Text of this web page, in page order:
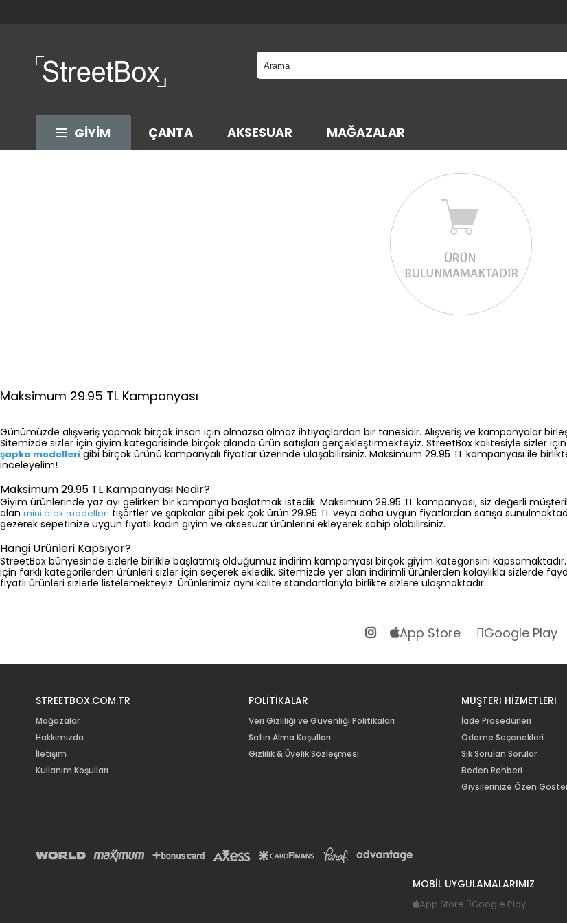
GİYİM ÇANTA AKSESUAR MAĞAZALAR
Maksimum 29.95 TL Kampanyası
Günümüzde alışveriş yapmak birçok insan için olmazsa olmaz ihtiyaçlardan bir tanesidir. Alışveriş ve kampanyalar
Sitemizde sizler için giyim kategorisinde birçok alanda ürün satışları gerçekleştirmekteyiz. StreetBox kalitesiyle sizler
şapka modellerigibi birçok ürünü kampanyalı fiyatlar üzerinde ulaşabilirsiniz. Maksimum 29.95 TL kampanyası ile
inceleyelim!
Maksimum 29.95 TL Kampanyası Nedir?
Giyim ürünlerinde yaz ayı gelirken bir kampanya başlatmak istedik. Maksimum 29.95 TL kampanyası, siz değerli
alan mini etek modelleri tişörtler ve şapkalar gibi pek çok ürün 29.95 TL veya daha uygun fiyatlardan satışa
gezerek sepetinize uygun fiyatlı kadın giyim ve aksesuar ürünlerini ekleyerek sahip olabilirsiniz.
Hangi Ürünleri Kapsıyor?
StreetBox bünyesinde sizlerle birlikle başlatmış olduğumuz indirim kampanyası birçok giyim kategorisini
için farklı kategorilerden ürünleri sizler için seçerek ekledik. Sitemizde yer alan indirimli ürünlerden kolaylıkla sizlerde
fiyatlı ürünleri sizlerle listelemekteyiz. Ürünlerimiz aynı kalite standartlarıyla birlikte sizlere ulaşmaktadır.
App Store Google Play
STREETBOX.COM.TR
Mağazalar
Hakkımızda
İletişim
Kullanım Koşulları
POLİTİKALAR
Veri Gizliliği ve Güvenliği Politikaları
Satın Alma Koşulları
Gizlilik & Üyelik Sözleşmesi
MÜŞTERİ HİZMETLERİ
İade Prosedürleri
Ödeme Seçenekleri
Sık Sorulan Sorular
Beden Rehberi
Giysilerinize Özen
MOBİL UYGULAMALARIMIZ
App Store Google Play